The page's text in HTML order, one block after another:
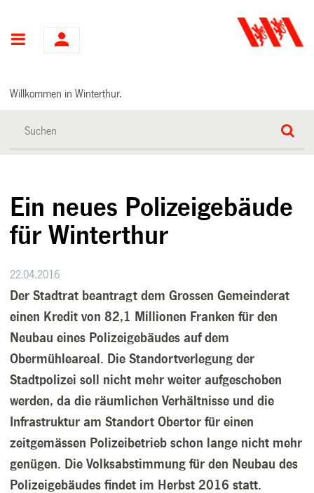
Hauptnavigation
Willkommen in Winterthur.
Ein neues Polizeigebäude
für Winterthur
22.04.2016
Der Stadtrat beantragt dem Grossen Gemeinderat
einen Kredit von 82,1 Millionen Franken für den
Neubau eines Polizeigebäudes auf dem
Obermühleareal. Die Standortverlegung der
Stadtpolizei soll nicht mehr weiter aufgeschoben
werden, da die räumlichen Verhältnisse und die
Infrastruktur am Standort Obertor für einen
zeitgemässen Polizeibetrieb schon lange nicht mehr
genügen. Die Volksabstimmung für den Neubau des
Polizeigebäudes findet im Herbst 2016 statt.